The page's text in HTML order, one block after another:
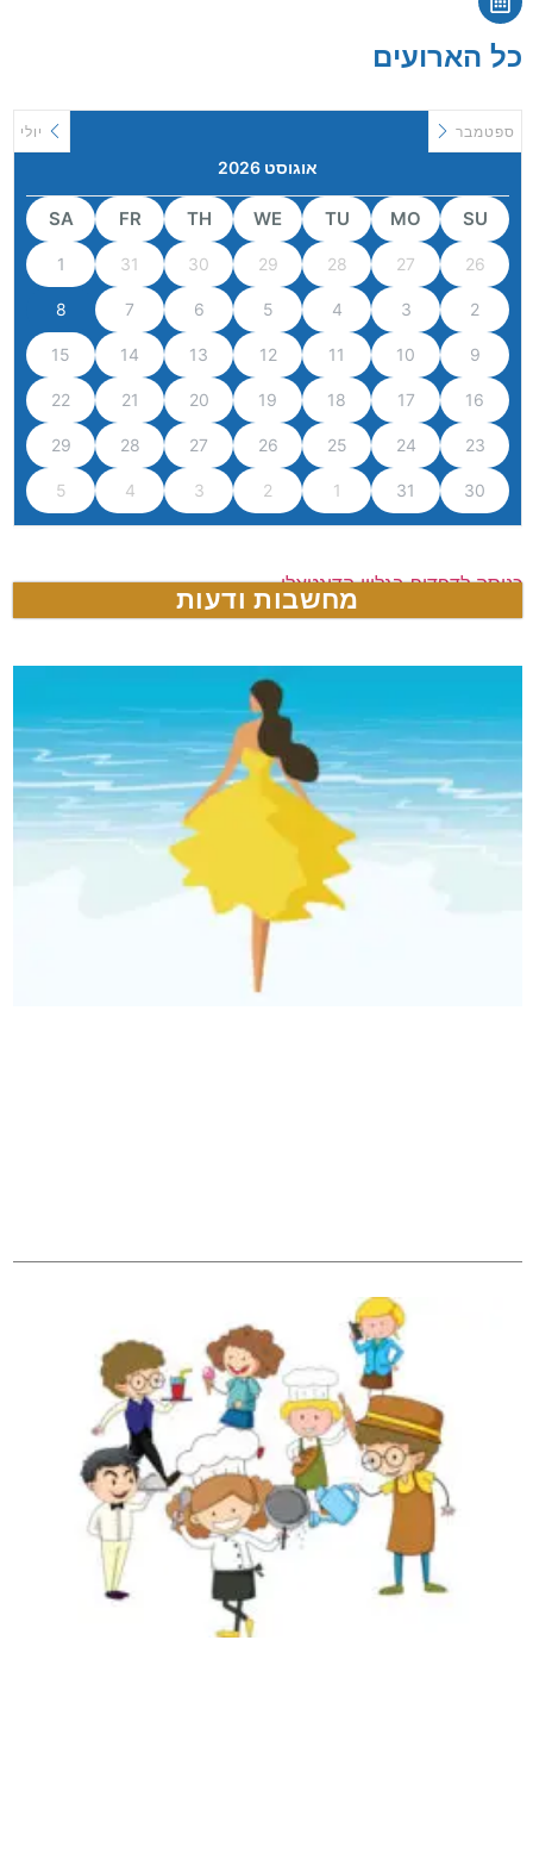
כל הארועים
יולי
אוגוסט 2026
ספטמבר
SU
MO
TU
WE
TH
FR
SA
26
27
28
29
30
31
1
2
3
4
5
6
7
8
9
10
11
12
13
14
15
16
17
18
19
20
21
22
23
24
25
26
27
28
29
30
31
1
2
3
4
5
כניסה לדפדוף בגליון הדיגטאלי
מחשבות ודעות